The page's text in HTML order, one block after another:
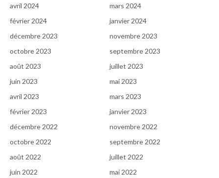
avril 2024
mars 2024
février 2024
janvier 2024
décembre 2023
novembre 2023
octobre 2023
septembre 2023
août 2023
juillet 2023
juin 2023
mai 2023
avril 2023
mars 2023
février 2023
janvier 2023
décembre 2022
novembre 2022
octobre 2022
septembre 2022
août 2022
juillet 2022
juin 2022
mai 2022